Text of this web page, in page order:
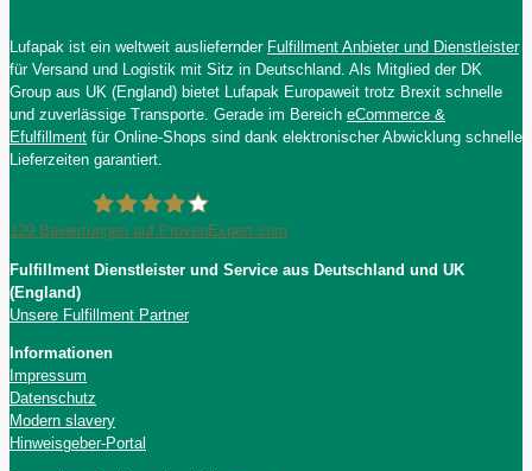
Lufapak ist ein weltweit ausliefernder Fulfillment Anbieter und Dienstleister
für Versand und Logistik mit Sitz in Deutschland. Als Mitglied der DK
Group aus UK (England) bietet Lufapak Europaweit trotz Brexit schnelle
und zuverlässige Transporte. Gerade im Bereich eCommerce &
Efulfillment für Online-Shops sind dank elektronischer Abwicklung schnelle
Lieferzeiten garantiert.
Lufapak GmbH
129 Bewertungen auf ProvenExpert.com
Fulfillment Dienstleister und Service aus Deutschland und UK
(England)
Unsere Fulfillment Partner
Informationen
Impressum
Datenschutz
Modern slavery
Hinweisgeber-Portal